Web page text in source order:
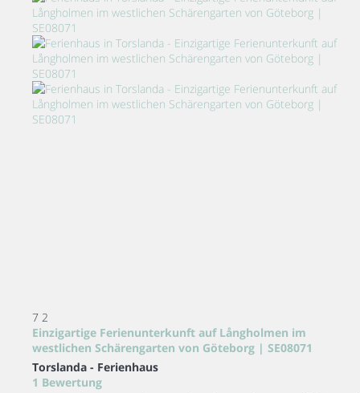
7 2
Einzigartige Ferienunterkunft auf Långholmen im
westlichen Schärengarten von Göteborg | SE08071
Torslanda - Ferienhaus
1 Bewertung